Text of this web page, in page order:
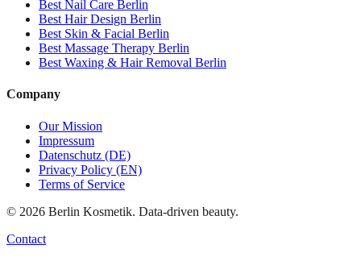
Best Nail Care Berlin
Best Hair Design Berlin
Best Skin & Facial Berlin
Best Massage Therapy Berlin
Best Waxing & Hair Removal Berlin
Company
Our Mission
Impressum
Datenschutz (DE)
Privacy Policy (EN)
Terms of Service
© 2026 Berlin Kosmetik. Data-driven beauty.
Contact